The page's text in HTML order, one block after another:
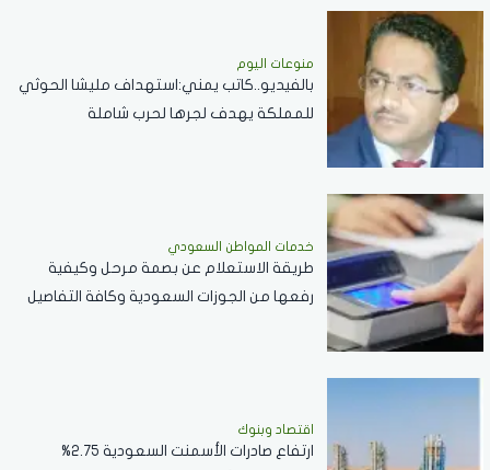
منوعات اليوم
بالفيديو..كاتب يمني:استهداف مليشا الحوثي
للمملكة يهدف لجرها لحرب شاملة
خدمات المواطن السعودي
طريقة الاستعلام عن بصمة مرحل وكيفية
رفعها من الجوزات السعودية وكافة التفاصيل
اقتصاد وبنوك
ارتفاع صادرات الأسمنت السعودية 2.75%